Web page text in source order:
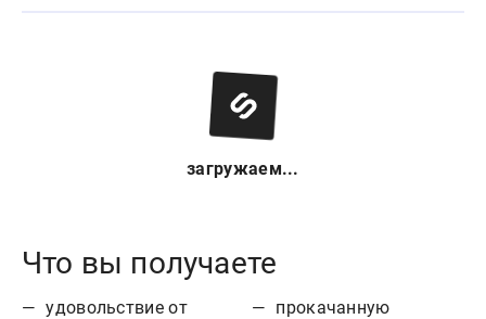
загружаем...
Что вы получаете
удовольствие от
прокачанную